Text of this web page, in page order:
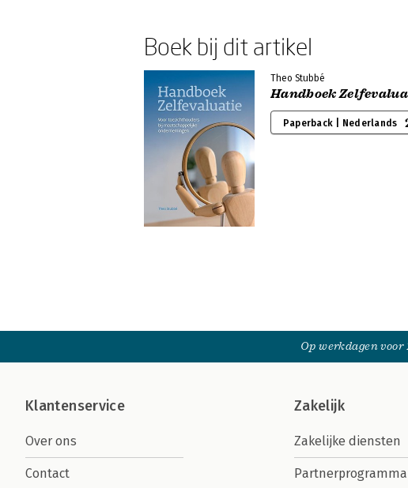
Boek bij dit artikel
Theo Stubbé
Handboek
Paperback | Nederlands
Op werkdagen
Klantenservice
Over ons
Contact
Zakelijk
Zakelijke diensten
Partnerprogramma